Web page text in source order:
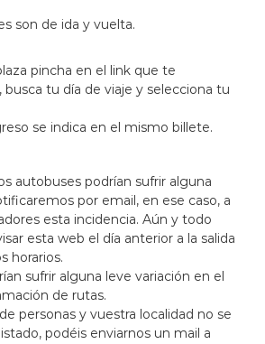
son de ida y vuelta.
pincha en el link que te
busca tu día de viaje y selecciona tu
se indica en el mismo billete.
autobuses podrían sufrir alguna
por email, en ese caso, a
esta incidencia. Aún y todo
esta web el día anterior a la salida
horarios.
sufrir alguna leve variación en el
de rutas.
personas y vuestra localidad no se
podéis enviarnos un mail a